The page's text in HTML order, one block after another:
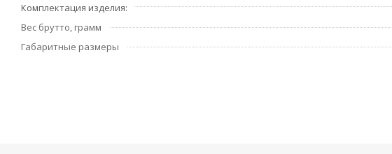
Комплектация изделия
Вес брутто, грамм
Габаритные размеры